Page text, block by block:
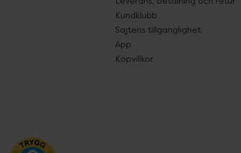
Kundklubb
Sajtens tillgänglighet
App
Köpvillkor